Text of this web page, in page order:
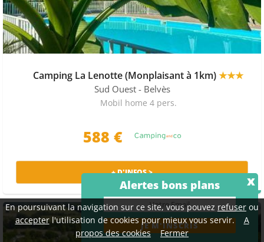
Camping La Lenotte (Monplaisant à 1km)★★★
Sud Ouest - Belvès
Mobil home 4 pers.
588 €
PRIX MALIN
+ D'INFOS >
Alertes bons plans x
En poursuivant la navigation sur ce site, vous pouvez refuser ou
accepterl'utilisation de cookies pour mieux vous servir.
A
propos des cookies
Fermer